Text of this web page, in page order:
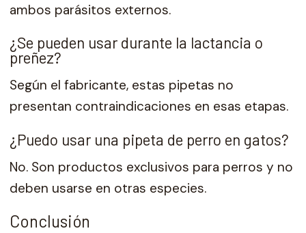
ambos parásitos externos.
¿Se pueden usar durante la lactancia o
preñez?
Según el fabricante, estas pipetas no
presentan contraindicaciones en esas etapas.
¿Puedo usar una pipeta de perro en gatos?
No. Son productos exclusivos para perros y no
deben usarse en otras especies.
Conclusión